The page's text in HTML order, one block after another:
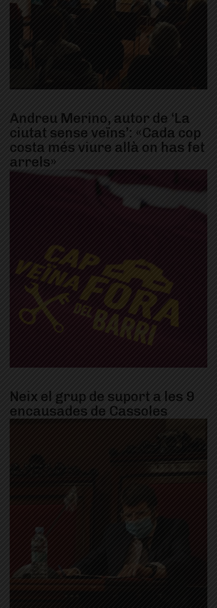
Andreu Merino, autor de ‘La
ciutat sense veïns’: «Cada cop
costa més viure allà on has fet
arrels»
Neix el grup de suport a les 9
encausades de Cassoles